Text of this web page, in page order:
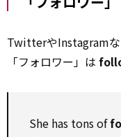
TwitterやInstagram
「フォロワー」は
She has tons of